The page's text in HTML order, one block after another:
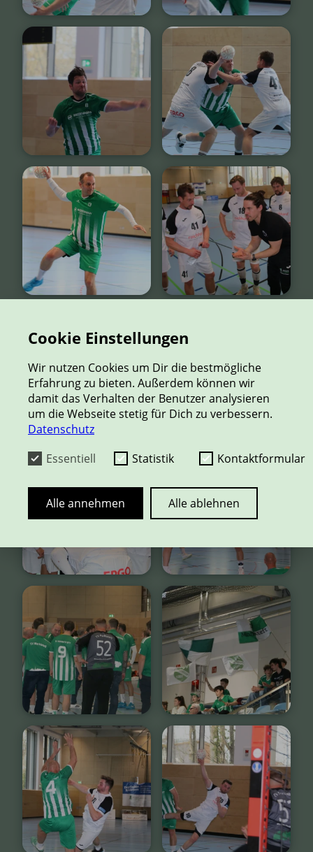
Cookie Einstellungen
Wir nutzen Cookies um Dir die bestmögliche
Erfahrung zu bieten. Außerdem können wir
damit das Verhalten der Benutzer analysieren
um die Webseite stetig für Dich zu verbessern.
Datenschutz
Essentiell
Statistik Kontaktformular
Alle annehmen Alle ablehnen